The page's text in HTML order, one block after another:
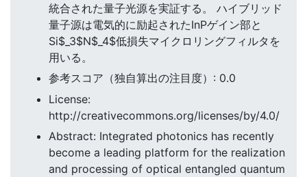
統合された量子光源を実証する。 ハイブリッド
量子源は電気的に励起されたInPゲイン部と
Si$_3$N$_4$低損失マイクロリングフィルタを
用いる。
参考スコア（独自算出の注目度）: 0.0
License:
http://creativecommons.org/licenses/by/4.0/
Abstract: Integrated photonics has recently
become a leading platform for the realization
and processing of optical entangled quantum